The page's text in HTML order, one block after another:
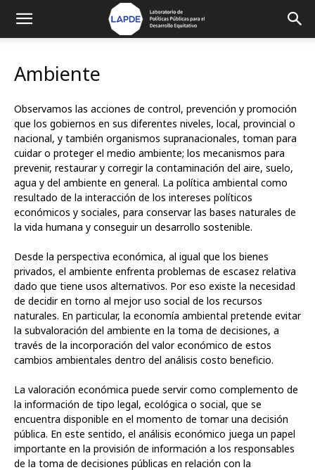
Ambiente
Observamos las acciones de control, prevención y promoción
que los gobiernos en sus diferentes niveles, local, provincial o
nacional, y también organismos supranacionales, toman para
cuidar o proteger el medio ambiente; los mecanismos para
prevenir, restaurar y corregir la contaminación del aire, suelo,
agua y del ambiente en general. La política ambiental como
resultado de la interacción de los intereses políticos
económicos y sociales, para conservar las bases naturales de
la vida humana y conseguir un desarrollo sostenible.
Desde la perspectiva económica, al igual que los bienes
privados, el ambiente enfrenta problemas de escasez relativa
dado que tiene usos alternativos. Por eso existe la necesidad
de decidir en torno al mejor uso social de los recursos
naturales. En particular, la economía ambiental pretende evitar
la subvaloración del ambiente en la toma de decisiones, a
través de la incorporación del valor económico de estos
cambios ambientales dentro del análisis costo beneficio.
La valoración económica puede servir como complemento de
la información de tipo legal, ecológica o social, que se
encuentra disponible en el momento de tomar una decisión
pública. En este sentido, el análisis económico juega un papel
importante en la provisión de información a los responsables
de la toma de decisiones públicas en relación con la